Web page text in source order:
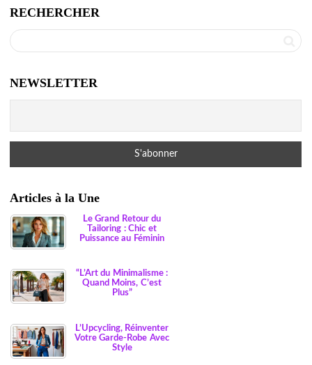
RECHERCHER
NEWSLETTER
Articles à la Une
Le Grand Retour du
Tailoring : Chic et
Puissance au Féminin
“L’Art du Minimalisme :
Quand Moins, C’est
Plus”
L’Upcycling, Réinventer
Votre Garde-Robe Avec
Style